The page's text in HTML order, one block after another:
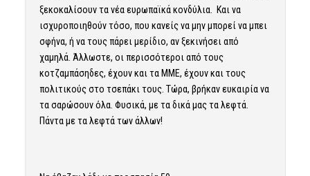
ξεκοκαλίσουν τα νέα ευρωπαϊκά κονδύλια. Και να
ισχυροποιηθούν τόσο, που κανείς να μην μπορεί να μπει
σφήνα, ή να τους πάρει μερίδιο, αν ξεκινήσει από
χαμηλά. Άλλωστε, οι περισσότεροι από τους
κοτζαμπάσηδες, έχουν και τα ΜΜΕ, έχουν και τους
πολιτικούς στο τσεπάκι τους. Τώρα, βρήκαν ευκαιρία να
τα σαρώσουν όλα. Φυσικά, με τα δικά μας τα λεφτά.
Πάντα με τα λεφτά των άλλων!